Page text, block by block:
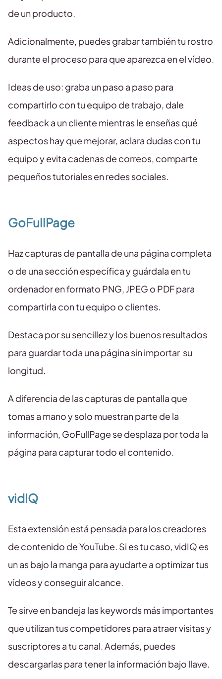
de un producto.
Adicionalmente, puedes grabar también tu rostro
durante el proceso para que aparezca en el vídeo.
Ideas de uso: graba un paso a paso para
compartirlo con tu equipo de trabajo, dale
feedback a un cliente mientras le enseñas qué
aspectos hay que mejorar, aclara dudas con tu
equipo y evita cadenas de correos, comparte
pequeños tutoriales en redes sociales.
GoFullPage
Haz capturas de pantalla de una página completa
o de una sección específica y guárdala en tu
ordenador en formato PNG, JPEG o PDF para
compartirla con tu equipo o clientes.
Destaca por su sencillez y los buenos resultados
para guardar toda una página sin importar su
longitud.
A diferencia de las capturas de pantalla que
tomas a mano y solo muestran parte de la
información, GoFullPage se desplaza por toda la
página para capturar todo el contenido.
vidIQ
Esta extensión está pensada para los creadores
de contenido de YouTube. Si es tu caso, vidIQ es
un as bajo la manga para ayudarte a optimizar tus
vídeos y conseguir alcance.
Te sirve en bandeja las keywords más importantes
que utilizan tus competidores para atraer visitas y
suscriptores a tu canal. Además, puedes
descargarlas para tener la información bajo llave.